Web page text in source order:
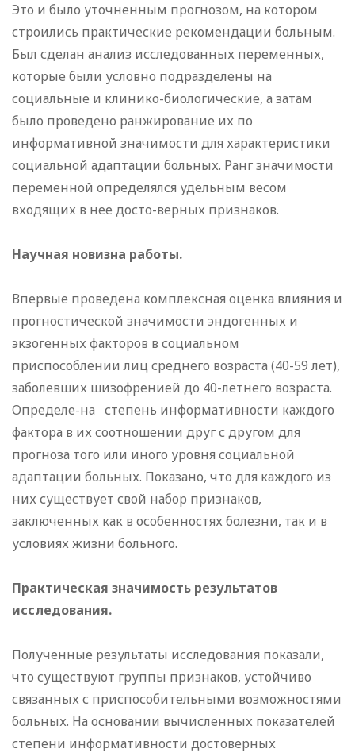
Это и было уточненным прогнозом, на котором
строились практические рекомендации больным.
Был сделан анализ исследованных переменных,
которые были условно подразделены на
социальные и клинико-биологические, а затам
было проведено ранжирование их по
информативной значимости для характеристики
социальной адаптации больных. Ранг значимости
переменной определялся удельным весом
входящих в нее досто-верных признаков.
Научная новизна работы.
Впервые проведена комплексная оценка влияния и
прогностической значимости эндогенных и
экзогенных факторов в социальном
приспособлении лиц среднего возраста (40-59 лет),
заболевших шизофренией до 40-летнего возраста.
Определе-на степень информативности каждого
фактора в их соотношении друг с другом для
прогноза того или иного уровня социальной
адаптации больных. Показано, что для каждого из
них существует свой набор признаков,
заключенных как в особенностях болезни, так и в
условиях жизни больного.
Практическая значимость результатов
исследования.
Полученные результаты исследования показали,
что существуют группы признаков, устойчиво
связанных с приспособительными возможностями
больных. На основании вычисленных показателей
степени информативности достоверных